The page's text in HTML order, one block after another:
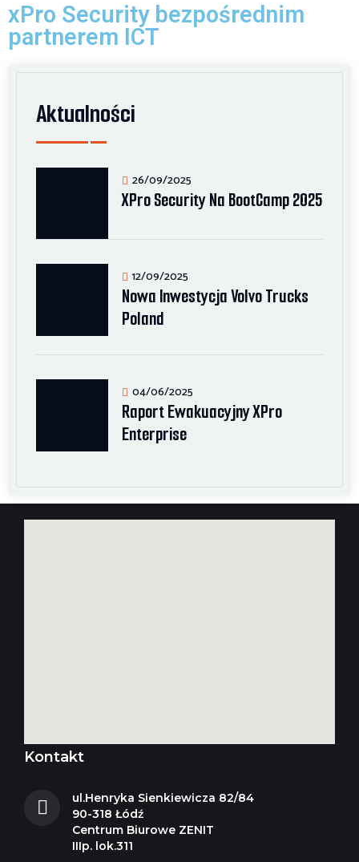
xPro Security bezpośrednim
partnerem ICT
Aktualności
XPro Security Na BootCamp 2025
26/09/2025
Nowa Inwestycja Volvo Trucks
Poland
12/09/2025
Raport Ewakuacyjny XPro
Enterprise
04/06/2025
Kontakt
ul.Henryka Sienkiewicza 82/84
90-318 Łódź
Centrum Biurowe ZENIT
IIIp. lok.311